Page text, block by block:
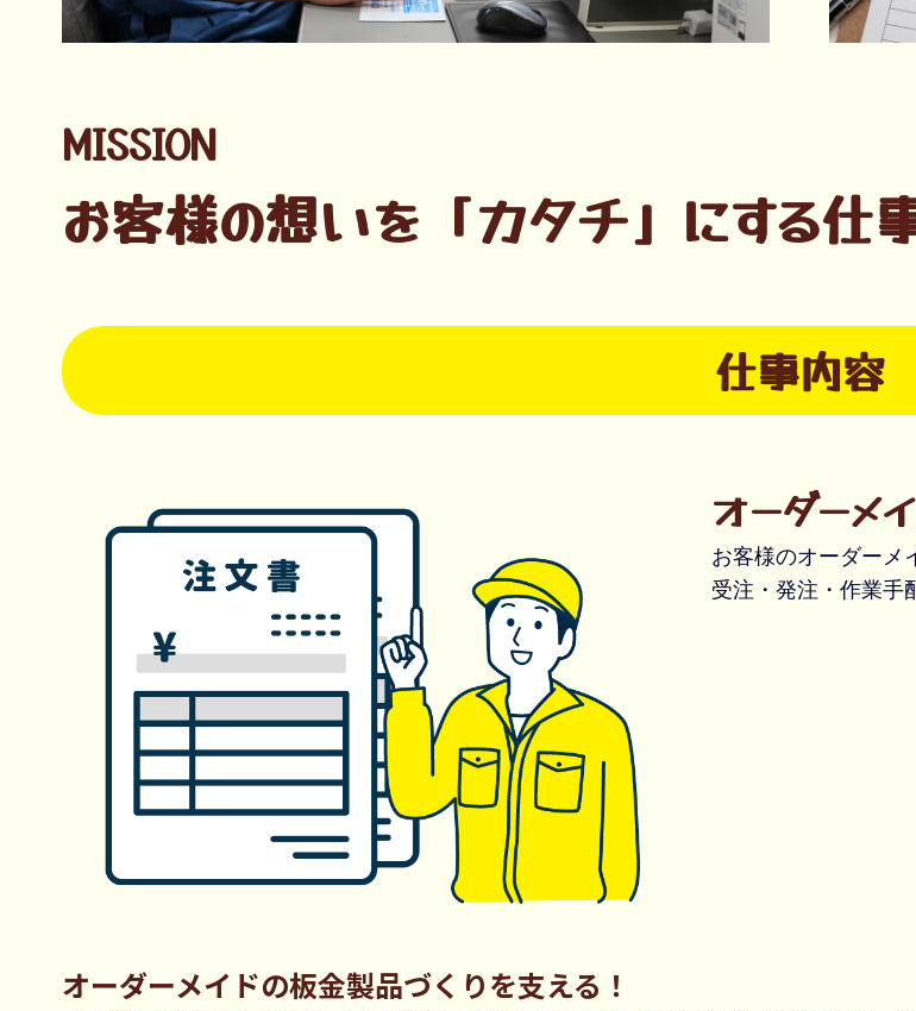
MISSION
お客様の想いを「カタチ」にする仕
仕事内容
オーダーメ
お客様のオーダーメ
受注・発注・作業手
オーダーメイドの板金製品づくりを支える！